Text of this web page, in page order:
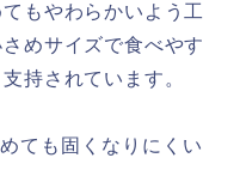
もやわらかいよう工
めサイズで食べやす
持されています。
ても固くなりにくい